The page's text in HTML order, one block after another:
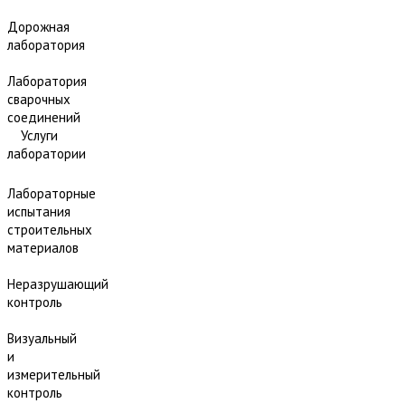
Дорожная
лаборатория
Лаборатория
сварочных
соединений
Услуги
лаборатории
Лабораторные
испытания
строительных
материалов
Неразрушающий
контроль
Визуальный
и
измерительный
контроль